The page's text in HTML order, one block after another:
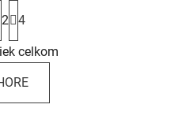
O
v
l
á
d
S
t
r
á
n
k
2 4
celkom